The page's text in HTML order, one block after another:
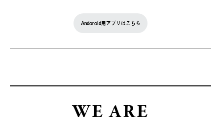
Andoroid用アプリはこちら